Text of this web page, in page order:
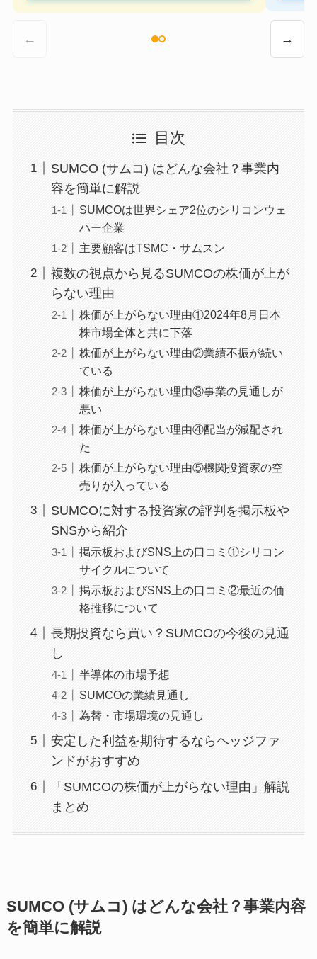
← →
目次
SUMCO (サムコ) はどんな会社？事業内
容を簡単に解説
SUMCOは世界シェア2位のシリコンウェ
ハー企業
主要顧客はTSMC・サムスン
複数の視点から見るSUMCOの株価が上が
らない理由
株価が上がらない理由①2024年8月日本
株市場全体と共に下落
株価が上がらない理由②業績不振が続い
ている
株価が上がらない理由③事業の見通しが
悪い
株価が上がらない理由④配当が減配され
た
株価が上がらない理由⑤機関投資家の空
売りが入っている
SUMCOに対する投資家の評判を掲示板や
SNSから紹介
掲示板およびSNS上の口コミ①シリコン
サイクルについて
掲示板およびSNS上の口コミ②最近の価
格推移について
長期投資なら買い？SUMCOの今後の見通
し
半導体の市場予想
SUMCOの業績見通し
為替・市場環境の見通し
安定した利益を期待するならヘッジファ
ンドがおすすめ
「SUMCOの株価が上がらない理由」解説
まとめ
SUMCO (サムコ) はどんな会社？事業内容
を簡単に解説